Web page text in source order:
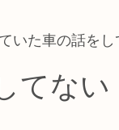
いた車の話をし
てない